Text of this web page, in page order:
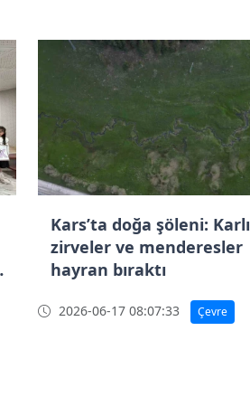
Kars’ta doğa şöleni: Karlı
zirveler ve menderesler
hayran bıraktı
2026-06-17 08:07:33 Çevre